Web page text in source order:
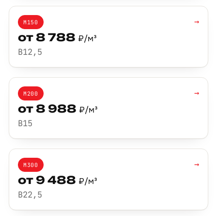
М150
от 8 788 ₽/м³
B12,5
→
М200
от 8 988 ₽/м³
B15
→
М300
от 9 488 ₽/м³
B22,5
→